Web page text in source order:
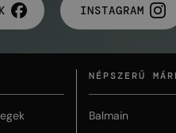
INSTAGRAM
NÉPSZERŰ
Balmain